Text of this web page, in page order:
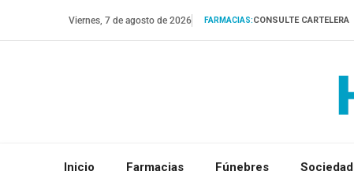
Viernes, 7 de agosto de 2026 FARMACIAS:CONSULTE CARTELERA
Inicio Farmacias Fúnebres Sociedad